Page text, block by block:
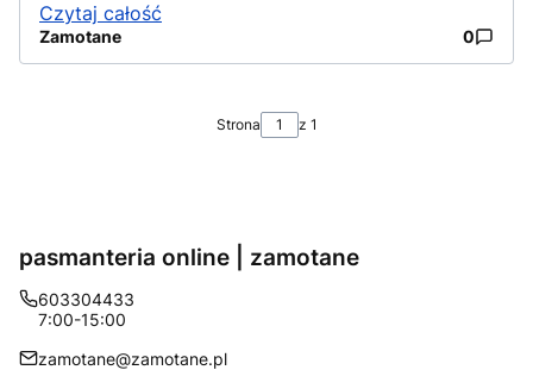
Czytaj całość
Zamotane 0
Strona z 1
pasmanteria online | zamotane
603304433
7:00-15:00
zamotane@zamotane.pl